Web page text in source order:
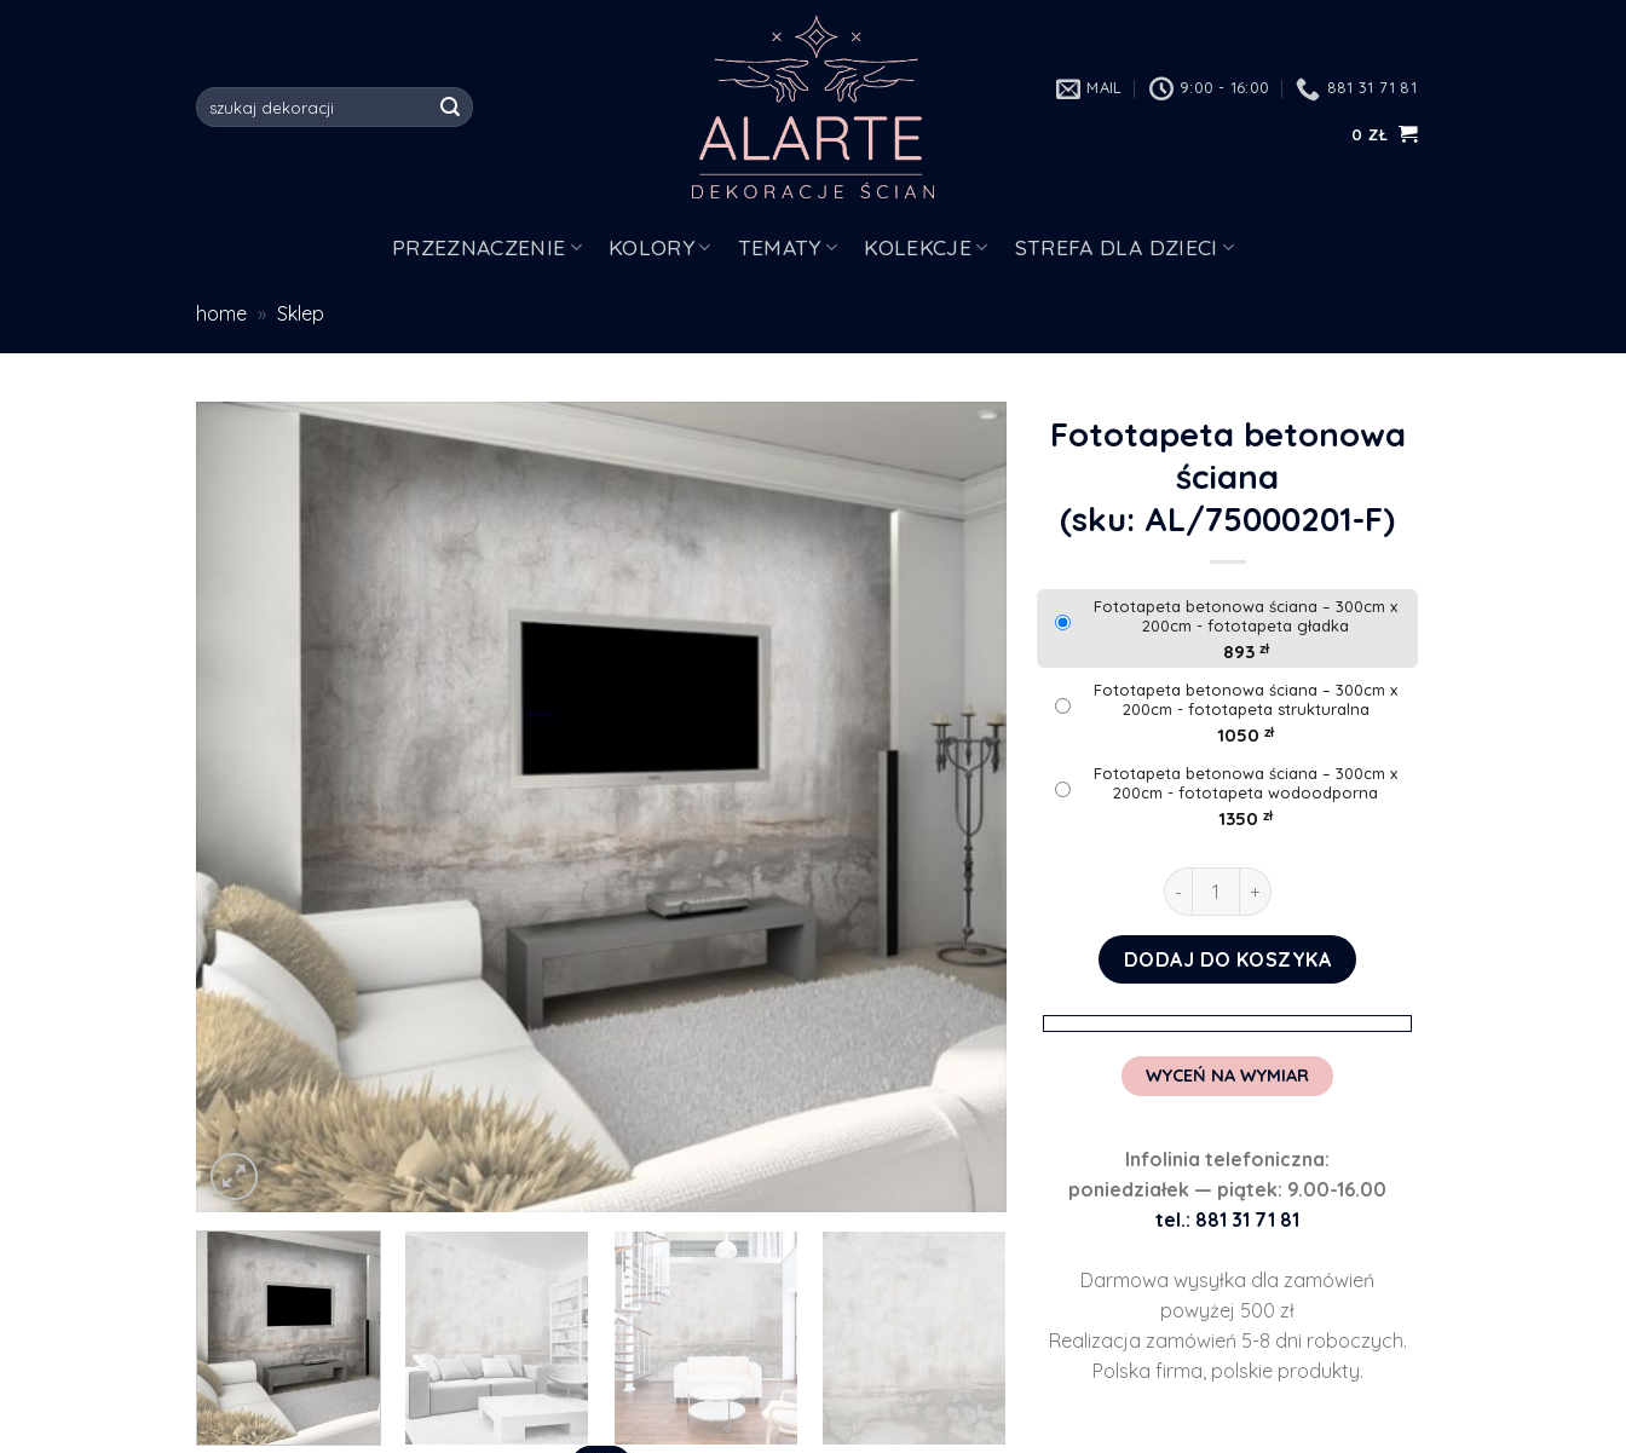
Szukaj:
MAIL 9:00 - 16:00 881 31 71 81
0 ZŁ
PRZEZNACZENIE KOLORY TEMATY KOLEKCJE STREFA DLA DZIECI
home » Sklep
Fototapeta betonowa
ściana
(sku: AL/75000201-F)
Fototapeta betonowa ściana – 300cm x
200cm - fototapeta gładka
893 zł
Fototapeta betonowa ściana – 300cm x
200cm - fototapeta strukturalna
1050 zł
Fototapeta betonowa ściana – 300cm x
200cm - fototapeta wodoodporna
1350 zł
ilość Fototapeta betonowa ściana
DODAJ DO KOSZYKA
WYCEŃ NA WYMIAR
Infolinia telefoniczna:
poniedziałek — piątek: 9.00-16.00
tel.: 881 31 71 81
Darmowa wysyłka dla zamówień
powyżej 500 zł
Realizacja zamówień 5-8 dni roboczych.
Polska firma, polskie produkty.